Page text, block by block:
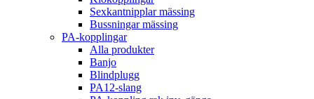
Sexkantnipplar mässing
Bussningar mässing
PA-kopplingar
Alla produkter
Banjo
Blindplugg
PA12-slang